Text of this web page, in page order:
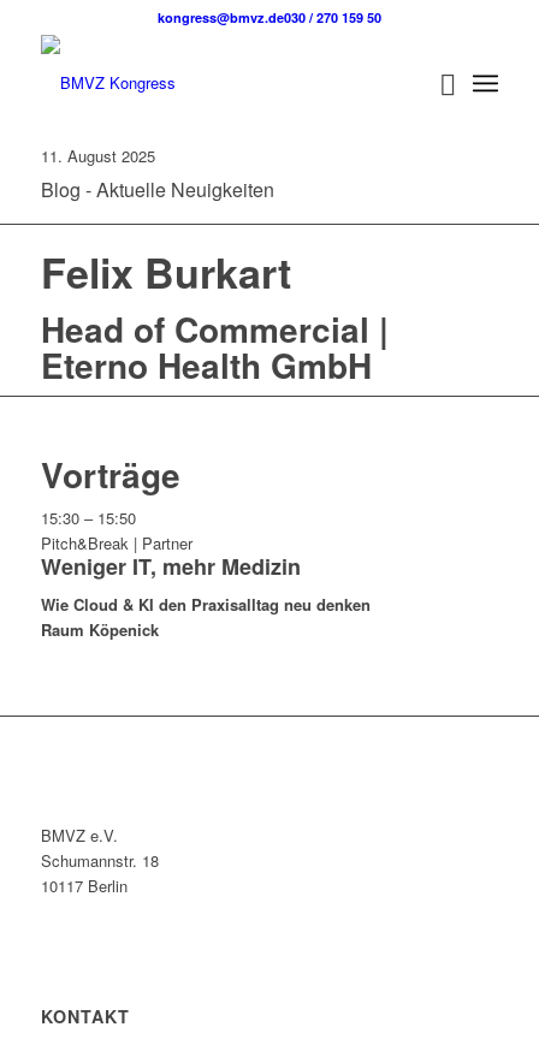
kongress@bmvz.de030 / 270 159 50
11. August 2025
Blog - Aktuelle Neuigkeiten
Felix Burkart
Head of Commercial |
Eterno Health GmbH
Vorträge
15:30 – 15:50
Pitch&Break | Partner
Weniger IT, mehr Medizin
Wie Cloud & KI den Praxisalltag neu denken
Raum Köpenick
BMVZ e.V.
Schumannstr. 18
10117 Berlin
KONTAKT